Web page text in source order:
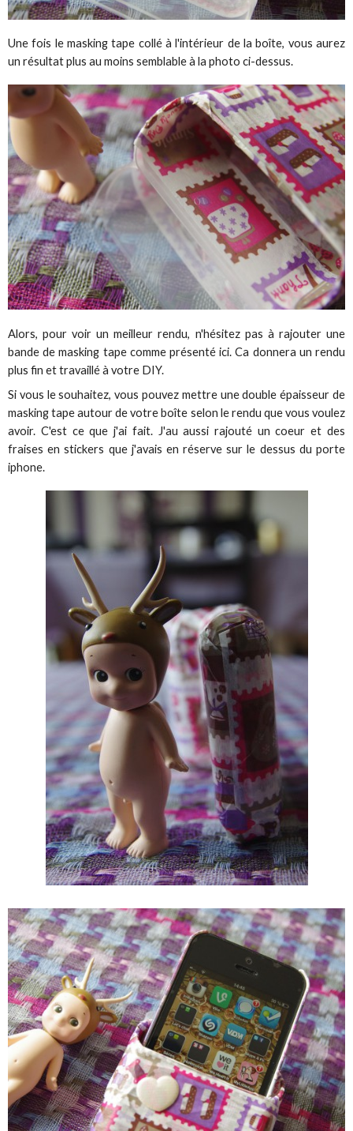
Une fois le masking tape collé à l'intérieur de la boîte, vous aurez
un résultat plus au moins semblable à la photo ci-dessus.
Alors, pour voir un meilleur rendu, n'hésitez pas à rajouter une
bande de masking tape comme présenté ici. Ca donnera un rendu
plus fin et travaillé à votre DIY.
Si vous le souhaitez, vous pouvez mettre une double épaisseur de
masking tape autour de votre boîte selon le rendu que vous voulez
avoir. C'est ce que j'ai fait. J'au aussi rajouté un coeur et des
fraises en stickers que j'avais en réserve sur le dessus du porte
iphone.